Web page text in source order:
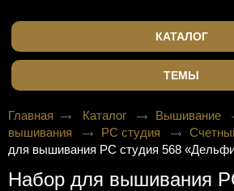
КАТАЛОГ
ТЕМЫ
Главная Каталог Вышивание
вышивания
РС студия
для вышивания РС студия 568
Набор для вышивания